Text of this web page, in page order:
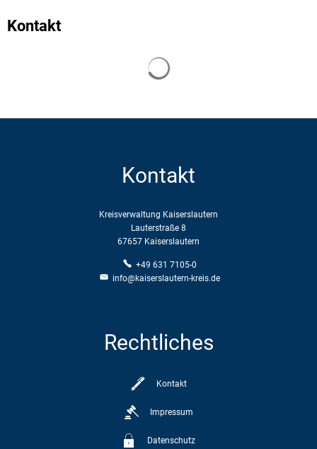
Kontakt
Kontakt
Kreisverwaltung Kaiserslautern
Lauterstraße 8
67657 Kaiserslautern
+49 631 7105-0
info@kaiserslautern-kreis.de
Rechtliches
Kontakt
Impressum
Datenschutz